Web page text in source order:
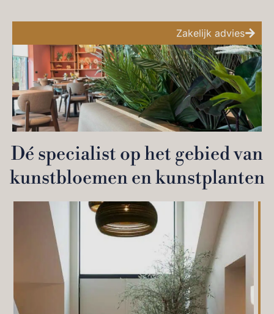
Zakelijk advies
Dé specialist op het gebied van
kunstbloemen en kunstplanten